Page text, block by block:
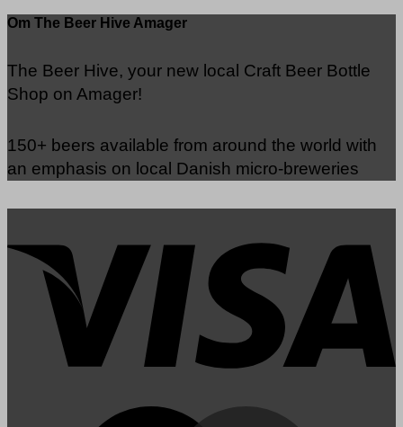
Om The Beer Hive Amager
The Beer Hive, your new local Craft Beer Bottle
Shop on Amager!
150+ beers available from around the world with
an emphasis on local Danish micro-breweries